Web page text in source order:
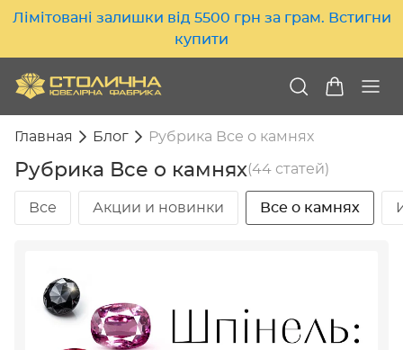
Лімітовані залишки від 5500 грн за грам. Встигни
купити
Главная Блог Рубрика Все о камнях
Рубрика Все о камнях(44 статей)
Все Акции и новинки Все о камнях